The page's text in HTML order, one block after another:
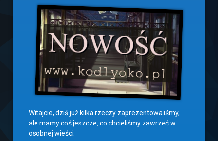
Witajcie, dziś już kilka rzeczy zaprezentowaliśmy,
ale mamy coś jeszcze, co chcieliśmy zawrzeć w
osobnej wieści.